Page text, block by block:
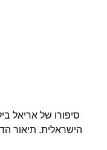
סיפורו של אריאל
הישראלית. תיאור